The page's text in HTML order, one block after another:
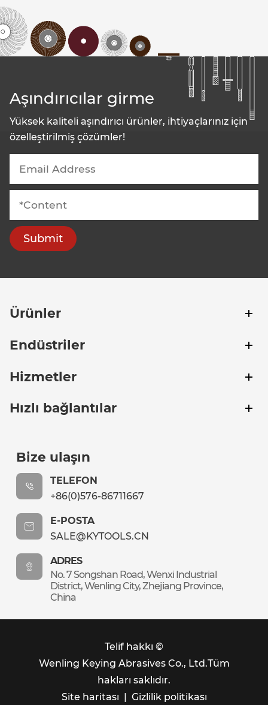
Aşındırıcılar girme
Yüksek kaliteli aşındırıcı ürünler, ihtiyaçlarınız için
özelleştirilmiş çözümler!
Submit
Ürünler
Endüstriler
Hizmetler
Hızlı bağlantılar
Bize ulaşın
TELEFON
+86(0)576-86711667
E-POSTA
SALE@KYTOOLS.CN
ADRES
No. 7 Songshan Road, Wenxi Industrial
District, Wenling City, Zhejiang Province,
China
Telif hakkı ©
Wenling Keying Abrasives Co., Ltd.Tüm
hakları saklıdır.
Site haritası
Gizlilik politikası